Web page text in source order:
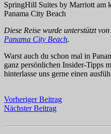
SpringHill Suites by Marriott am
Panama City Beach
Diese Reise wurde unterstützt von
Panama City Beach.
Warst auch du schon mal in
ganz persönlichen Insider-Tipps
hinterlasse uns gerne einen
Vorheriger Beitrag
Nächster Beitrag